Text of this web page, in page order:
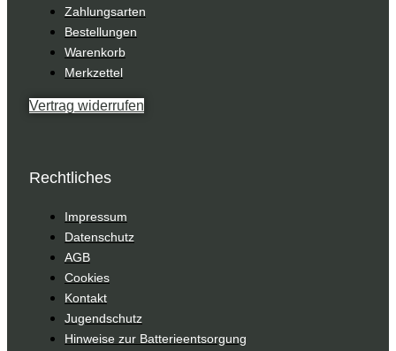
Zahlungsarten
Bestellungen
Warenkorb
Merkzettel
Vertrag widerrufen
Rechtliches
Impressum
Datenschutz
AGB
Cookies
Kontakt
Jugendschutz
Hinweise zur Batterieentsorgung